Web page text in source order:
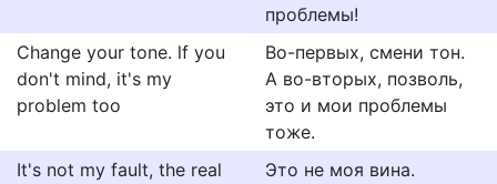
проблемы!
Change your tone. lf you
don't mind, it's my
problem too
Во-первых, смени тон.
А во-вторых, позволь,
это и мои проблемы
тоже.
It's not my fault, the real
Это не моя вина.